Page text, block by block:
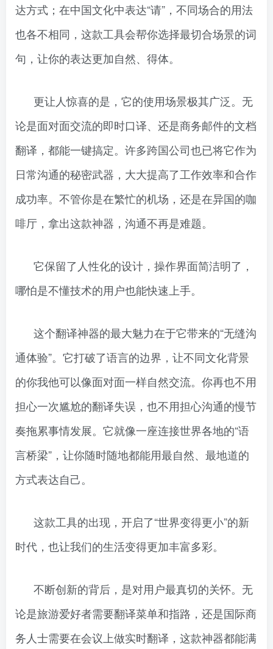
达方式；在中国文化中表达“请”，不同场合的用法
也各不相同，这款工具会帮你选择最切合场景的词
句，让你的表达更加自然、得体。
更让人惊喜的是，它的使用场景极其广泛。无
论是面对面交流的即时口译、还是商务邮件的文档
翻译，都能一键搞定。许多跨国公司也已将它作为
日常沟通的秘密武器，大大提高了工作效率和合作
成功率。不管你是在繁忙的机场，还是在异国的咖
啡厅，拿出这款神器，沟通不再是难题。
它保留了人性化的设计，操作界面简洁明了，
哪怕是不懂技术的用户也能快速上手。
这个翻译神器的最大魅力在于它带来的“无缝沟
通体验”。它打破了语言的边界，让不同文化背景
的你我他可以像面对面一样自然交流。你再也不用
担心一次尴尬的翻译失误，也不用担心沟通的慢节
奏拖累事情发展。它就像一座连接世界各地的“语
言桥梁”，让你随时随地都能用最自然、最地道的
方式表达自己。
这款工具的出现，开启了“世界变得更小”的新
时代，也让我们的生活变得更加丰富多彩。
不断创新的背后，是对用户最真切的关怀。无
论是旅游爱好者需要翻译菜单和指路，还是国际商
务人士需要在会议上做实时翻译，这款神器都能满